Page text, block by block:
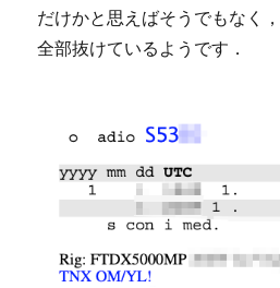
だけかと思えばそうでもなく
全部抜けているようです．